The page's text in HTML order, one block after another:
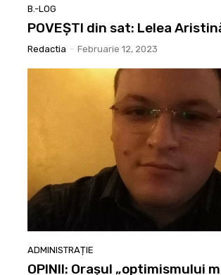
B.-LOG
POVEȘTI din sat: Lelea
Redactia - Februarie 12, 2023
ADMINISTRAȚIE
OPINII: Orașul „optimismului